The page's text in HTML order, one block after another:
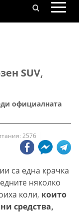
SUV,
официалната
2576
са една крачка
няколко
коли, които
средства,